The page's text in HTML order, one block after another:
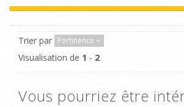
Trier par Pertinence
Visualisation de 1 - 2
Vous pourriez être